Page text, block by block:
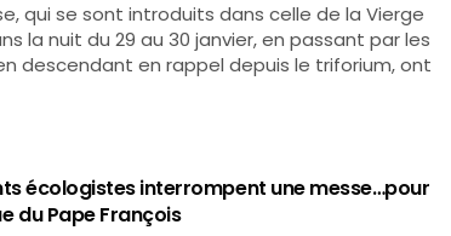
qui se sont introduits dans celle de la Vierge
la nuit du 29 au 30 janvier, en passant par les
descendant en rappel depuis le triforium, ont
écologistes interrompent une messe…pour
du Pape François